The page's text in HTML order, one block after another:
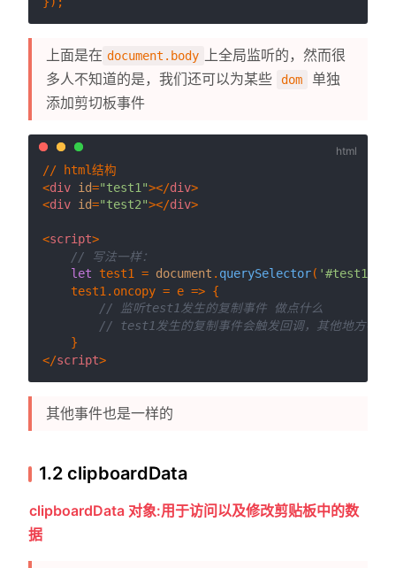
上面是在 document.body 上全局监听的，然而很
多人不知道的是，我们还可以为某些
dom
单独
添加剪切板事件
<div id="test1"></div>
<div id="test2"></div>
<script>
// 写法一样：
let test1 = document . querySelector( '#test1'
    test1.
oncopy = e => {
// 监听test1发生的复制事件 做点什么
// test1发生的复制事件会触发回调，其他地方不会
</script>
其他事件也是一样的
1.2 clipboardData
clipboardData 对象:用于访问以及修改剪贴板中的数
据